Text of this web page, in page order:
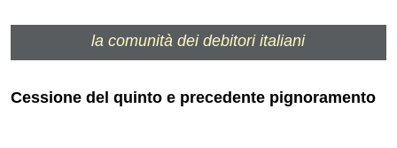
la comunità dei debitori italiani
Cessione del quinto e precedente pignoramento